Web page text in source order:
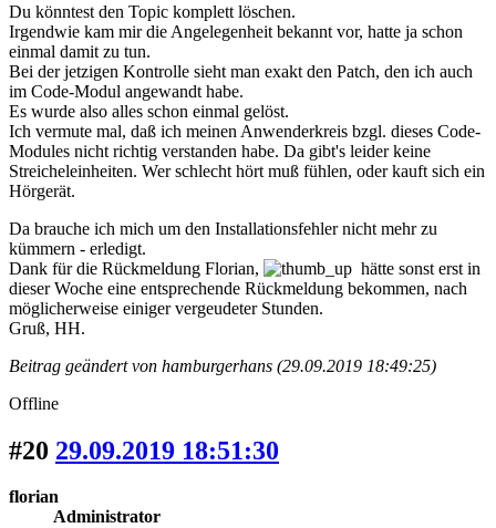
Du könntest den Topic komplett löschen.
Irgendwie kam mir die Angelegenheit bekannt vor, hatte ja schon
einmal damit zu tun.
Bei der jetzigen Kontrolle sieht man exakt den Patch, den ich auch
im Code-Modul angewandt habe.
Es wurde also alles schon einmal gelöst.
Ich vermute mal, daß ich meinen Anwenderkreis bzgl. dieses Code-
Modules nicht richtig verstanden habe. Da gibt's leider keine
Streicheleinheiten. Wer schlecht hört muß fühlen, oder kauft sich ein
Hörgerät.
Da brauche ich mich um den Installationsfehler nicht mehr zu
kümmern - erledigt.
Dank für die Rückmeldung Florian,
hätte sonst erst in
dieser Woche eine entsprechende Rückmeldung bekommen, nach
möglicherweise einiger vergeudeter Stunden.
Gruß, HH.
Beitrag geändert von hamburgerhans (29.09.2019 18:49:25)
Offline
#20 29.09.2019 18:51:30
florian
Administrator